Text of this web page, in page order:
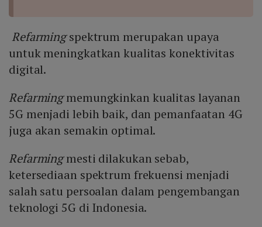
Refarmingspektrum merupakan upaya
untuk meningkatkan kualitas konektivitas
digital.
Refarmingmemungkinkan kualitas layanan
5G menjadi lebih baik, dan pemanfaatan 4G
juga akan semakin optimal.
Refarmingmesti dilakukan sebab,
ketersediaan spektrum frekuensi menjadi
salah satu persoalan dalam pengembangan
teknologi 5G di Indonesia.